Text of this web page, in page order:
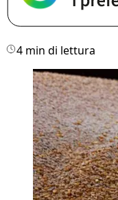
4 min di lettura